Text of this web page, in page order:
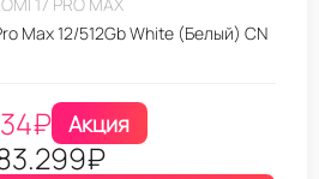
Max 12/512Gb White (Белый) CN
₽ Акция
₽